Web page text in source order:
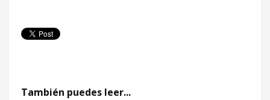
También puedes leer...